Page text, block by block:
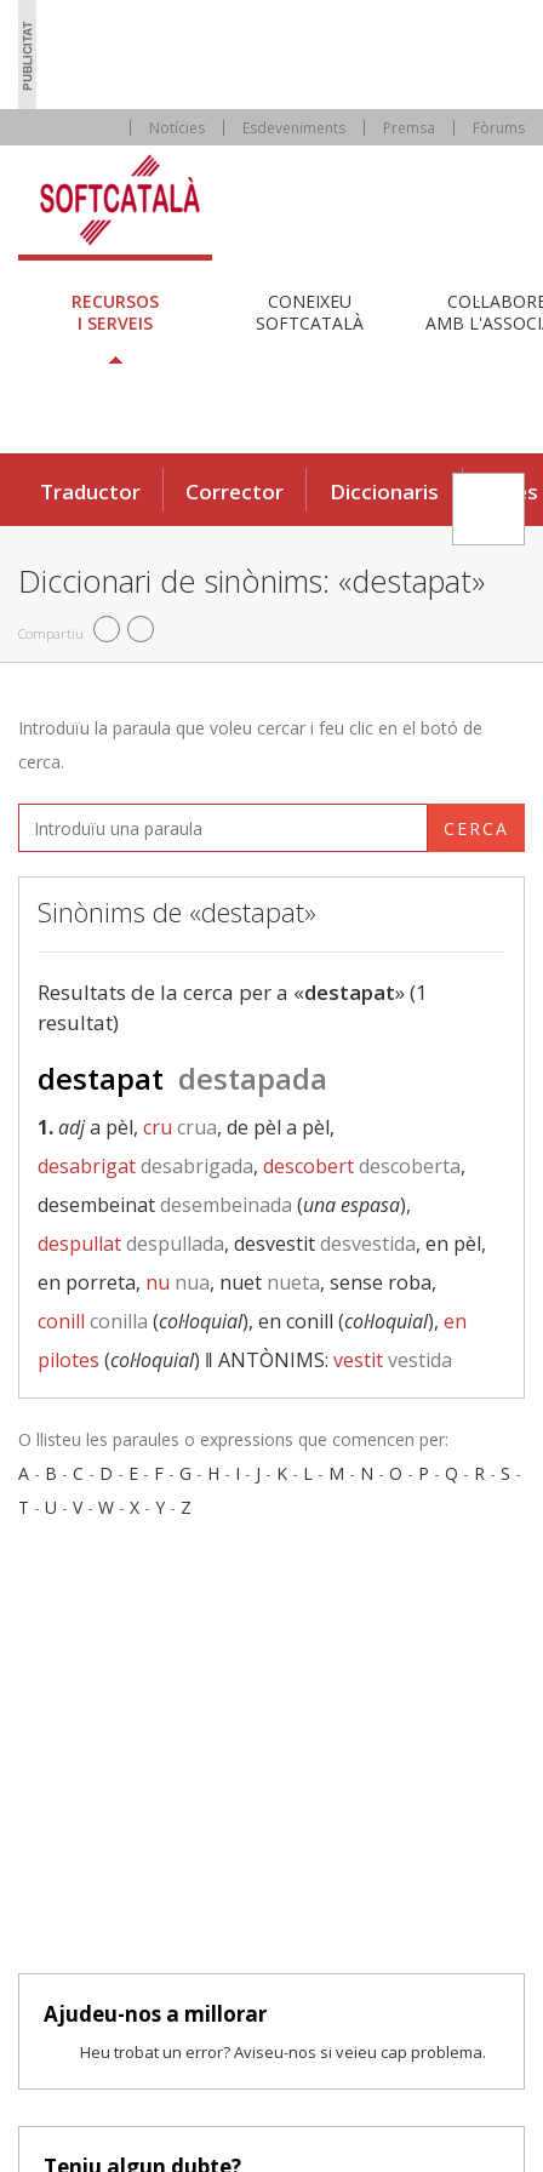
Notícies Esdeveniments Premsa Fòrums
RECURSOS
I SERVEIS
CONEIXEU
SOFTCATALÀ
AMB
Traductor Corrector Diccionaris Eines
Diccionari de sinònims: «destapat»
Compartiu
Introduïu la paraula que voleu cercar i feu clic en el botó de
cerca.
CERCA
Sinònims de «destapat»
Resultats de la cerca per a «destapat» (1
resultat)
destapat destapada
1.adja pèl, cru crua, de pèl a pèl,
desabrigatdesabrigada, descobertdescoberta,
desembeinatdesembeinada (una espasa),
despullatdespullada, desvestitdesvestida, en pèl,
en porreta, nu nua, nuet nueta, sense roba,
conill conilla (col·loquial), en conill (col·loquial), en
pilotes (col·loquial) ‖ ANTÒNIMS: vestitvestida
O llisteu les paraules o expressions que comencen per:
A - B - C - D - E - F - G - H - I - J - K - L - M - N - O - P - Q - R - S -
T - U - V- W - X - Y - Z
Ajudeu-nos a millorar
Heu trobat un error? Aviseu-nos si veieu cap problema.